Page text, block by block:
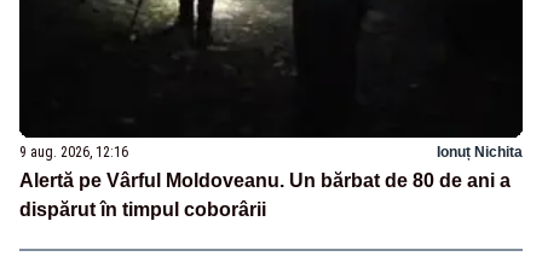
9 aug. 2026, 12:16 Ionuț Nichita
Alertă pe Vârful Moldoveanu. Un bărbat de 80 de ani a
dispărut în timpul coborârii